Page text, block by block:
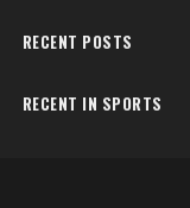
RECENT POSTS
RECENT IN SPORTS